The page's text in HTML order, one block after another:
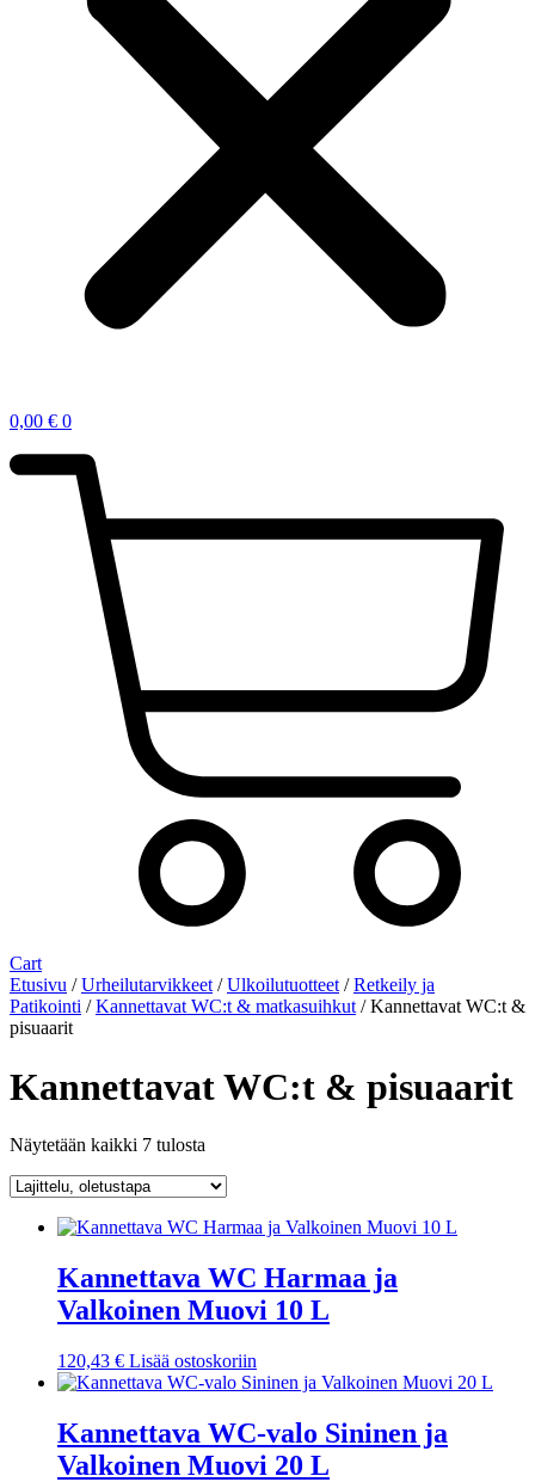
0,00 € 0
Cart
Etusivu /Urheilutarvikkeet /Ulkoilutuotteet /Retkeily ja
Patikointi /Kannettavat WC:t & matkasuihkut / Kannettavat WC:t &
pisuaarit
Kannettavat WC:t & pisuaarit
Näytetään kaikki 7 tulosta
Kannettava WC Harmaa ja
Valkoinen Muovi 10 L
120,43 € Lisää ostoskoriin
Kannettava WC-valo Sininen ja
Valkoinen Muovi 20 L